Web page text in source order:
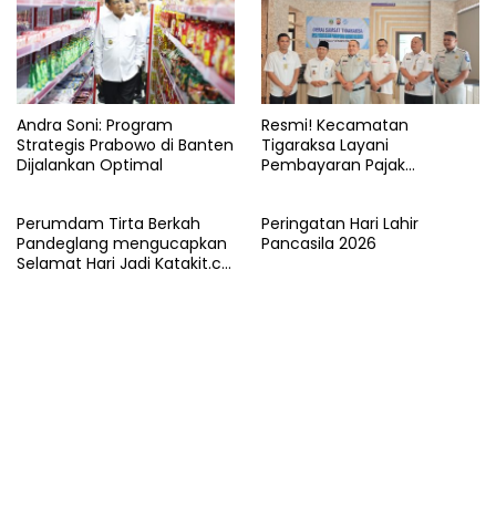
Andra Soni: Program
Strategis Prabowo di Banten
Dijalankan Optimal
Resmi! Kecamatan
Tigaraksa Layani
Pembayaran Pajak
Perumdam Tirta Berkah
Pandeglang mengucapkan
Selamat Hari Jadi Katakit.co
Peringatan Hari Lahir
Pancasila 2026